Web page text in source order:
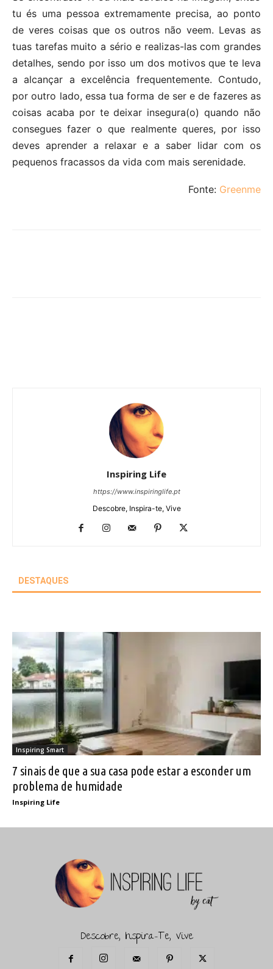
tu és uma pessoa extremamente precisa, ao ponto
de veres coisas que os outros não veem. Levas as
tuas tarefas muito a sério e realizas-las com grandes
detalhes, sendo por isso um dos motivos que te leva
a alcançar a excelência frequentemente. Contudo,
por outro lado, essa tua forma de ser e de fazeres as
coisas acaba por te deixar insegura(o) quando não
consegues fazer o que realmente queres, por isso
deves aprender a relaxar e a saber lidar com os
pequenos fracassos da vida com mais serenidade.
Fonte: Greenme
Inspiring Life
https://www.inspiringlife.pt
Descobre, Inspira-te, Vive
DESTAQUES
Inspiring Smart
7 sinais de que a sua casa pode estar a esconder um
problema de humidade
Inspiring Life
Descobre, Inspira-Te, Vive